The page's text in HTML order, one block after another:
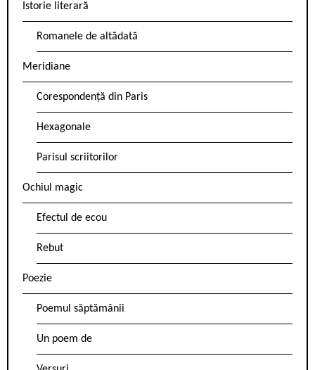
Istorie literară
Romanele de altădată
Meridiane
Corespondență din Paris
Hexagonale
Parisul scriitorilor
Ochiul magic
Efectul de ecou
Rebut
Poezie
Poemul săptămânii
Un poem de